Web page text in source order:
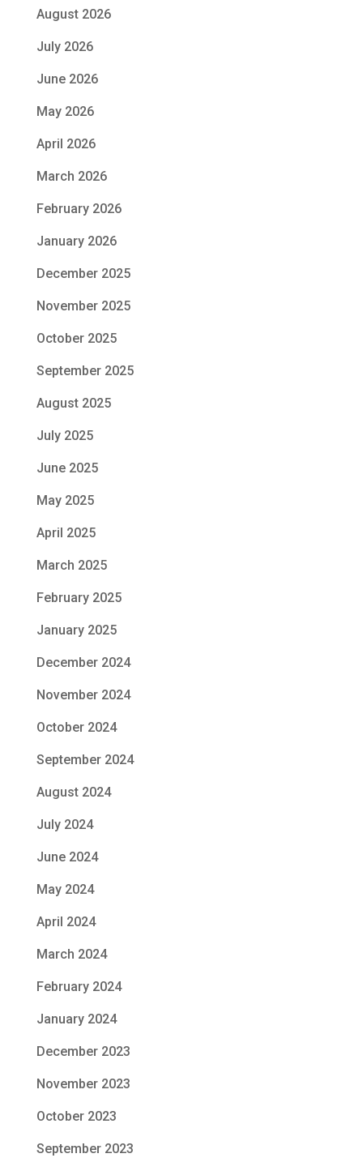
August 2026
July 2026
June 2026
May 2026
April 2026
March 2026
February 2026
January 2026
December 2025
November 2025
October 2025
September 2025
August 2025
July 2025
June 2025
May 2025
April 2025
March 2025
February 2025
January 2025
December 2024
November 2024
October 2024
September 2024
August 2024
July 2024
June 2024
May 2024
April 2024
March 2024
February 2024
January 2024
December 2023
November 2023
October 2023
September 2023